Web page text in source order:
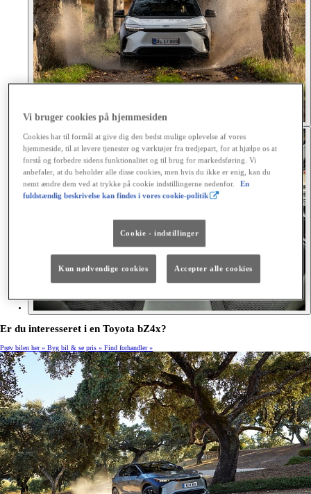
Er du interesseret i en Toyota bZ4x?
Prøv bilen her » Byg bil & se pris » Find forhandler »
Vi bruger cookies på hjemmesiden
Cookies har til formål at give dig den bedst mulige oplevelse af vores
hjemmeside, til at levere tjenester og værktøjer fra tredjepart, for at hjælpe os at
forstå og forbedre sidens funktionalitet og til brug for markedsføring. Vi
anbefaler, at du beholder alle disse cookies, men hvis du ikke er enig, kan du
nemt ændre dem ved at trykke på cookie indstillingerne nedenfor.
En
fuldstændig beskrivelse kan findes i vores cookie-politik
Cookie - indstillinger
Kun nødvendige cookies Accepter alle cookies